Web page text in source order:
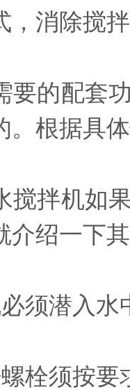
，消除搅
的配套功
。根据具
拌机如果
介绍一下
潜入水
须按要